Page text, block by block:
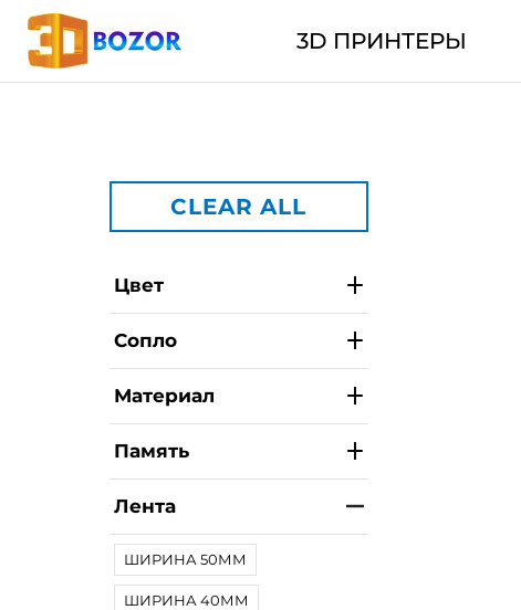
3D ПРИНТЕРЫ
CLEAR ALL
Цвет
Сопло
Материал
Память
Лента
ШИРИНА 50ММ
ШИРИНА 40ММ